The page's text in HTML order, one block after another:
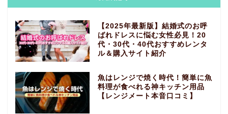
【2025年最新版】結婚式のお呼
ばれドレスに悩む女性必見！20
代・30代・40代おすすめレンタ
ル＆購入サイト紹介
魚はレンジで焼く時代！簡単に魚
料理が食べれる神キッチン用品
【レンジメート本音口コミ】